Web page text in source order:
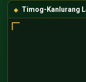
Timog-Kanlurang